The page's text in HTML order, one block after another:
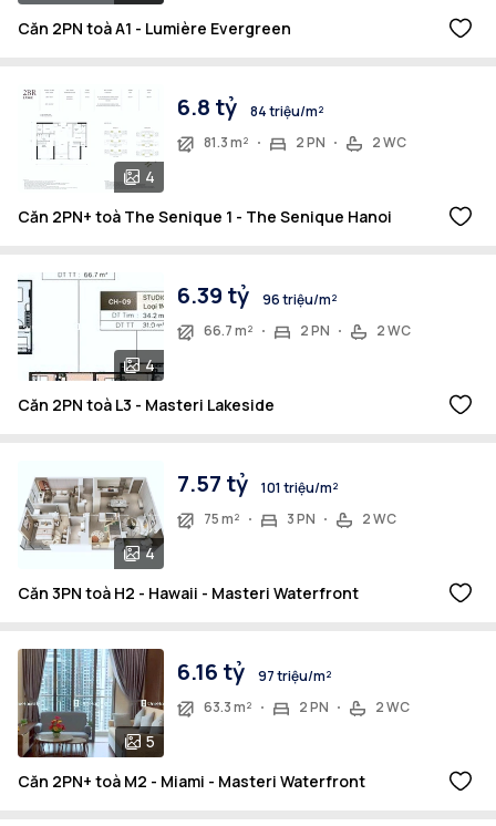
Căn 2PN toà A1 - Lumière Evergreen
4
6.8 tỷ
84 triệu/m²
81.3 m²
2 PN 2 WC
Căn 2PN+ toà The Senique 1 - The Senique Hanoi
4
6.39 tỷ
96 triệu/m²
66.7 m²
2 PN 2 WC
Căn 2PN toà L3 - Masteri Lakeside
4
7.57 tỷ
101 triệu/m²
75 m²
3 PN 2 WC
Căn 3PN toà H2 - Hawaii - Masteri Waterfront
5
6.16 tỷ
97 triệu/m²
63.3 m²
2 PN 2 WC
Căn 2PN+ toà M2 - Miami - Masteri Waterfront